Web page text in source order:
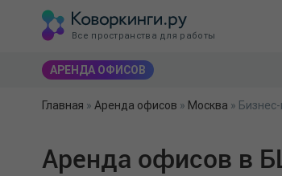
Все пространства для работы
АРЕНДА ОФИСОВ
Главная » Аренда офисов » Москва »
Аренда офисов в